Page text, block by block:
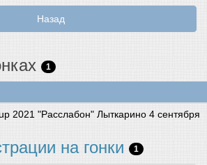
Назад
1
2021 "Расслабон" Лыткарино 4 сентября
на гонки 1